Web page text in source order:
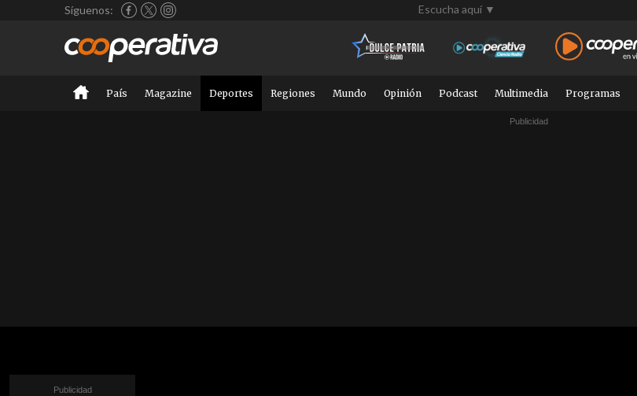
Síguenos: Escucha aquí ▼
País Magazine Deportes Regiones Mundo Opinión Podcast Multimedia Programas